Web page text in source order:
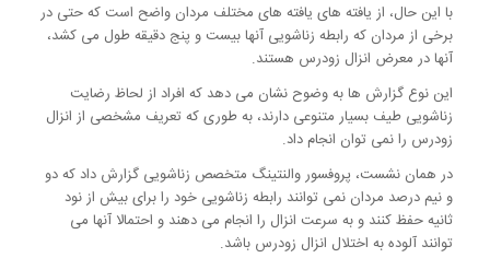
با این حال، از یافته های یافته های مختلف مردان واضح است که حتی در
برخی از مردان که رابطه زناشویی آنها بیست و پنج دقیقه طول می کشد،
آنها در معرض انزال زودرس هستند.
این نوع گزارش ها به وضوح نشان می دهد که افراد از لحاظ رضایت
زناشویی طیف بسیار متنوعی دارند، به طوری که تعریف مشخصی از انزال
زودرس را نمی توان انجام داد.
در همان نشست، پروفسور والنتینگ متخصص زناشویی گزارش داد که دو
و نیم درصد مردان نمی توانند رابطه زناشویی خود را برای بیش از نود
ثانیه حفظ کنند و به سرعت انزال را انجام می دهند و احتمالا آنها می
توانند آلوده به اختلال انزال زودرس باشد.